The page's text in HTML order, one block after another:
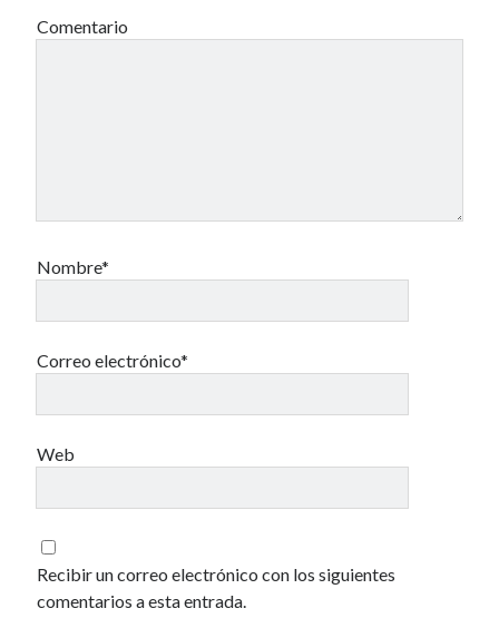
Maese Cámara
40 des astres
Un recuerdo especial al Oráculo y a la Chacharita.
IBSN: Número de serie de blogs de Internet
Comentario
Nombre*
Correo electrónico*
Web
Recibir un correo electrónico con los siguientes
comentarios a esta entrada.